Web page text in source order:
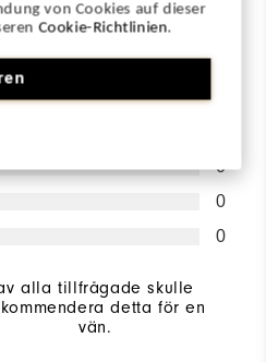
von Cookies auf dieser
Cookie-Richtlinien.
0
0
0
alla tillfrågade skulle
detta för en
vän.